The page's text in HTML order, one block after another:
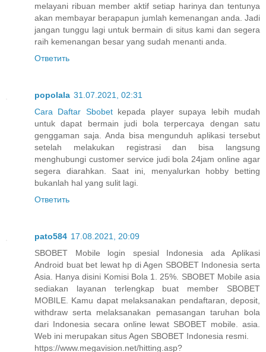
melayani ribuan member aktif setiap harinya dan tentunya
akan membayar berapapun jumlah kemenangan anda. Jadi
jangan tunggu lagi untuk bermain di situs kami dan segera
raih kemenangan besar yang sudah menanti anda.
Ответить
popolala 31.07.2021, 02:31
Cara Daftar Sbobetkepada player supaya lebih mudah
untuk dapat bermain judi bola terpercaya dengan satu
genggaman saja. Anda bisa mengunduh aplikasi tersebut
setelah melakukan registrasi dan bisa langsung
menghubungi customer service judi bola 24jam online agar
segera diarahkan. Saat ini, menyalurkan hobby betting
bukanlah hal yang sulit lagi.
Ответить
pato584 17.08.2021, 20:09
SBOBET Mobile login spesial Indonesia ada Aplikasi
Android buat bet lewat hp di Agen SBOBET Indonesia serta
Asia. Hanya disini Komisi Bola 1. 25%. SBOBET Mobile asia
sediakan layanan terlengkap buat member SBOBET
MOBILE. Kamu dapat melaksanakan pendaftaran, deposit,
withdraw serta melaksanakan pemasangan taruhan bola
dari Indonesia secara online lewat SBOBET mobile. asia.
Web ini merupakan situs Agen SBOBET Indonesia resmi.
https://www.megavision.net/hitting.asp?